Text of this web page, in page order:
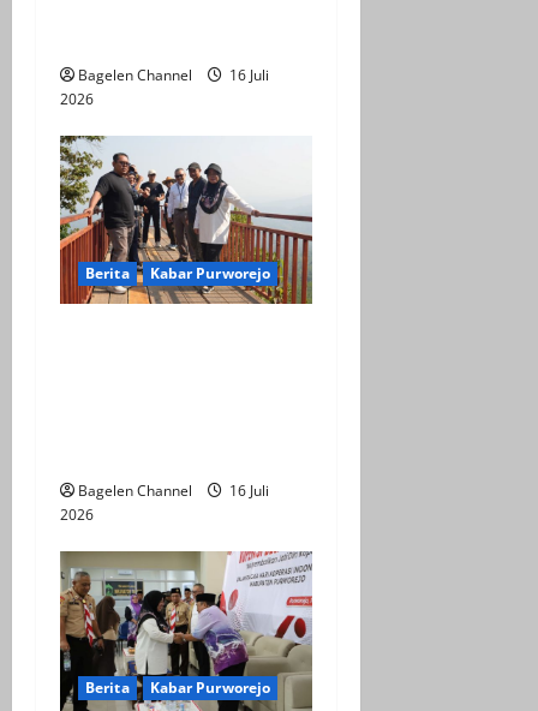
Bagelen Channel
16 Juli
2026
Berita Kabar Purworejo
Bagelen Channel
16 Juli
2026
Berita Kabar Purworejo